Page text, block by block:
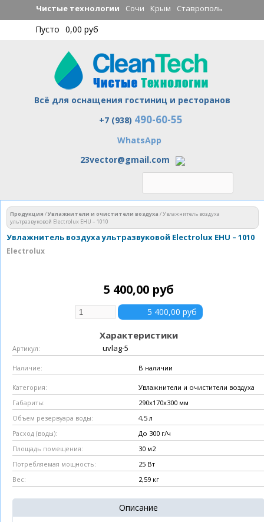
Перейти к
основному
содержанию
Чистые технологии Сочи Крым Ставрополь
Пусто 0,00 руб
Всё для оснащения гостиниц и ресторанов
Чистые технологии
+7 (938) 490-60-55
WhatsApp
23vector@gmail.com
Вы здесь
Продукция /Увлажнители и очистители воздуха /Увлажнитель воздуха
ультразвуковой Electrolux EHU – 1010
Увлажнитель воздуха ультразвуковой Electrolux EHU – 1010
Electrolux
5 400,00 руб
Характеристики
Артикул: uvlag-5
Наличие: В наличии
Категория: Увлажнители и очистители воздуха
Габариты: 290х170х300 мм
Объем резервуара воды: 4,5 л
Расход (воды): До 300 г/ч
Площадь помещения: 30 м2
Потребляемая мощность: 25 Вт
Вес: 2,59 кг
Описание